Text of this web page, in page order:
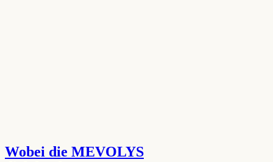
Wobei die MEVOLYS